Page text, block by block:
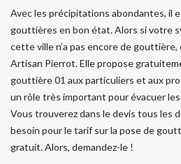
Avec les précipitations abondantes, il
gouttières en bon état. Alors si votre
cette ville n’a pas encore de
Artisan Pierrot. Elle propose
gouttière 01 aux particuliers et aux
un rôle très important pour évacuer
Vous trouverez dans le devis tous les
besoin pour le tarif sur la pose de
gratuit. Alors, demandez-le !